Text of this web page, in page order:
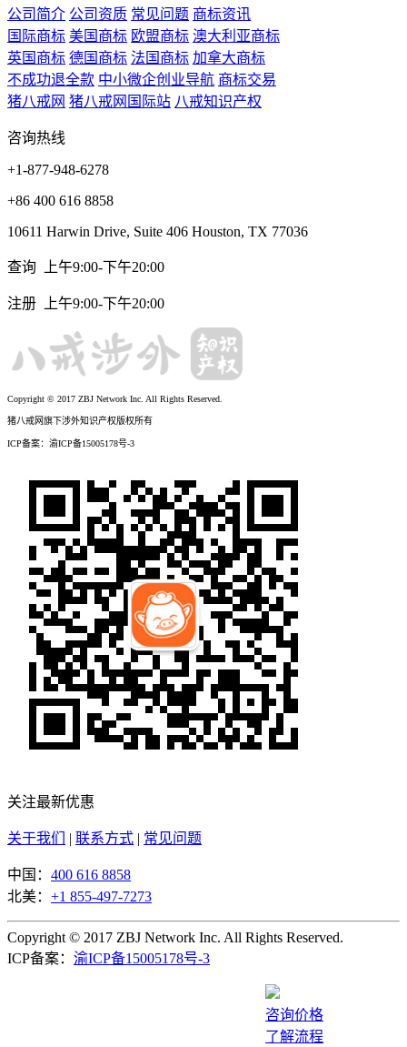
公司简介 公司资质 常见问题 商标资讯
国际商标 美国商标 欧盟商标 澳大利亚商标
英国商标 德国商标 法国商标 加拿大商标
不成功退全款 中小微企创业导航 商标交易
猪八戒网 猪八戒网国际站 八戒知识产权
咨询热线
+1-877-948-6278
+86 400 616 8858
10611 Harwin Drive, Suite 406 Houston, TX 77036
查询 上午9:00-下午20:00
注册 上午9:00-下午20:00
Copyright © 2017 ZBJ Network Inc. All Rights Reserved.
猪八戒网旗下涉外知识产权版权所有
ICP备案：渝ICP备15005178号-3
关注最新优惠
关于我们 | 联系方式 | 常见问题
中国： 400 616 8858
北美： +1 855-497-7273
Copyright © 2017 ZBJ Network Inc. All Rights Reserved.
ICP备案： 渝ICP备15005178号-3
咨询价格
了解流程